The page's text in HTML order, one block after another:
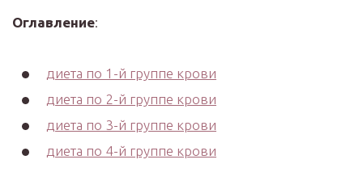
Оглавление:
диета по 1-й группе крови
диета по 2-й группе крови
диета по 3-й группе крови
диета по 4-й группе крови